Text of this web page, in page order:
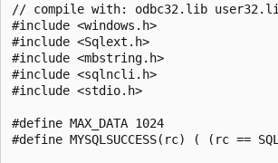
// compile with: odbc32.lib
#include <windows.h>
#include <Sqlext.h>
#include <mbstring.h>
#include <sqlncli.h>
#include <stdio.h>
#define MAX_DATA 1024
#define MYSQLSUCCESS(rc) ( (rc ==